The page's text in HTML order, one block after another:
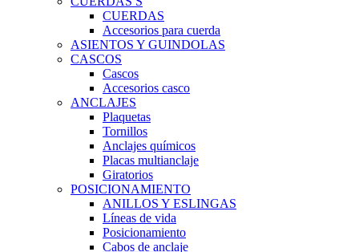
CUERDAS
Accesorios para cuerda
ASIENTOS Y GUINDOLAS
CASCOS
Cascos
Accesorios casco
ANCLAJES
Plaquetas
Tornillos
Anclajes químicos
Placas multianclaje
Giratorios
POSICIONAMIENTO
ANILLOS Y ESLINGAS
Líneas de vida
Posicionamiento
Cabos de anclaje